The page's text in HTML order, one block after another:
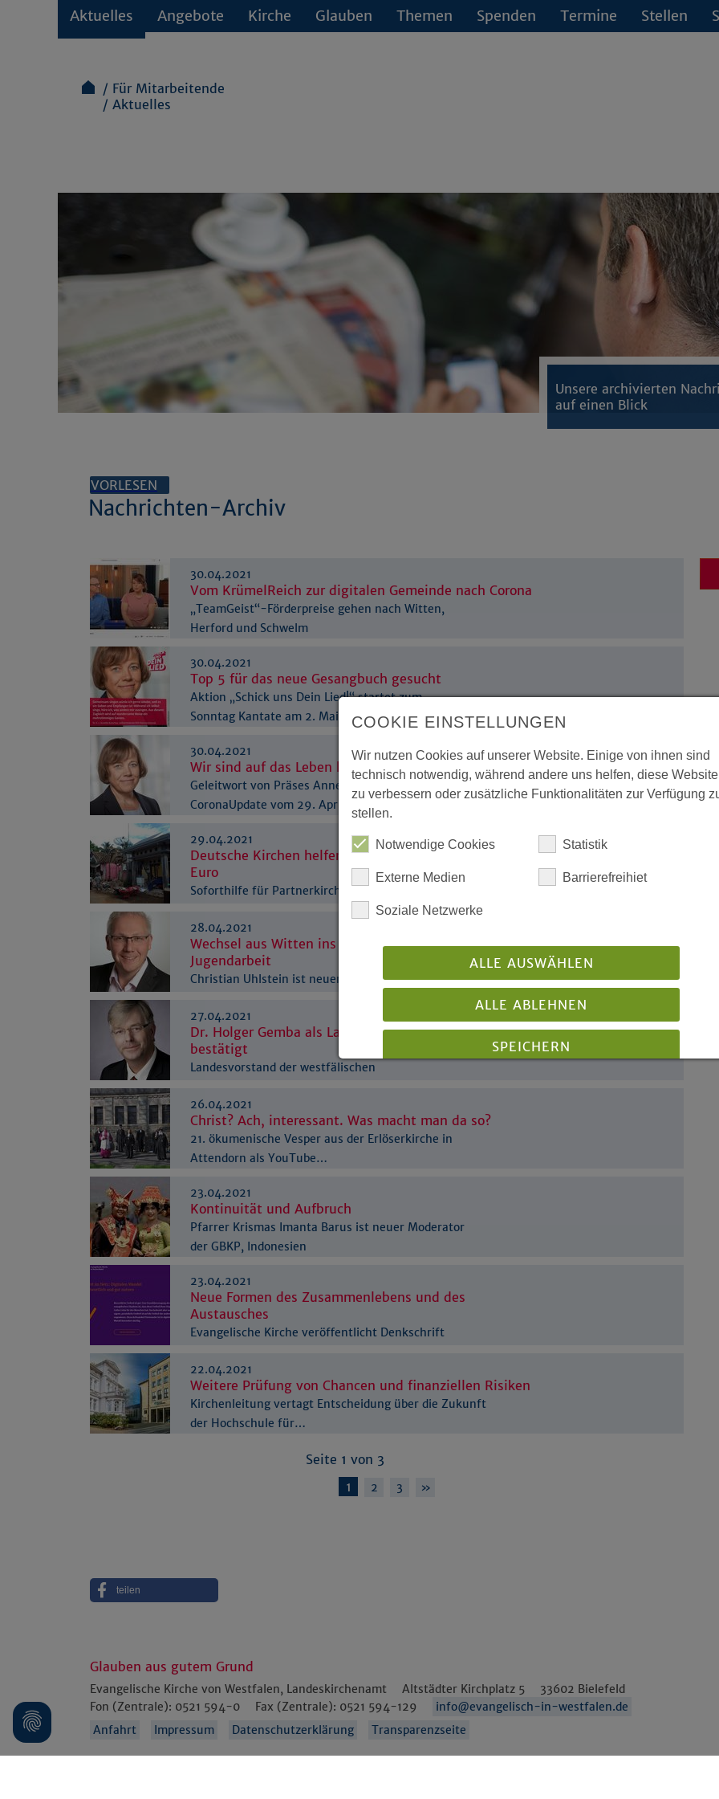
Aktuelles Angebote Kirche Glauben Themen Spenden Termine Stellen
Für Mitarbeitende
Aktuelles
Unsere archivierten
auf einen Blick
VORLESEN
Nachrichten-Archiv
30.04.2021
Vom KrümelReich zur digitalen Gemeinde nach Corona
„TeamGeist“-Förderpreise gehen nach Witten,
Herford und Schwelm
30.04.2021
Top 5 für das neue Gesangbuch gesucht
Aktion „Schick uns Dein Lied!“ startet zum
Sonntag Kantate am 2. Mai
30.04.2021
Wir sind auf das Leben hin unterwegs
Geleitwort von Präses Annette Kurschus zum
CoronaUpdate vom 29. April 2021
29.04.2021
Deutsche Kirchen helfen Opfern mit 15.000
Euro
Soforthilfe für Partnerkirche nach
28.04.2021
Wechsel aus Witten ins Amt für
Jugendarbeit
Christian Uhlstein ist neuer
27.04.2021
Dr. Holger Gemba als Landesvorsitzender
bestätigt
Landesvorstand der westfälischen
26.04.2021
Christ? Ach, interessant. Was macht man da so?
21. ökumenische Vesper aus der Erlöserkirche in
Attendorn als YouTube…
23.04.2021
Kontinuität und Aufbruch
Pfarrer Krismas Imanta Barus ist neuer Moderator
der GBKP, Indonesien
23.04.2021
Neue Formen des Zusammenlebens und des
Austausches
Evangelische Kirche veröffentlicht Denkschrift
22.04.2021
Weitere Prüfung von Chancen und finanziellen Risiken
Kirchenleitung vertagt Entscheidung über die Zukunft
der Hochschule für…
Seite 1 von 3
1
2 3 »
teilen
Glauben aus gutem Grund
Evangelische Kirche von Westfalen, Landeskirchenamt Altstädter Kirchplatz 5 33602 Bielefeld
Fon (Zentrale): 0521 594-0 Fax (Zentrale): 0521 594-129
info@evangelisch-in-westfalen.de
Anfahrt
Impressum Datenschutzerklärung Transparenzseite
COOKIE EINSTELLUNGEN
Wir nutzen Cookies auf unserer Website. Einige von ihnen sind
technisch notwendig, während andere uns helfen, diese Website
zu verbessern oder zusätzliche Funktionalitäten zur Verfügung
stellen.
Notwendige Cookies Statistik
Externe Medien Barrierefreihiet
Soziale Netzwerke
ALLE AUSWÄHLEN
ALLE ABLEHNEN
SPEICHERN
Impressum